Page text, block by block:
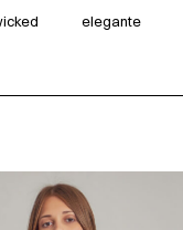
elegante